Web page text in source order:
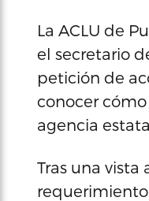
La ACLU de
el secretario
petición de
conocer
agencia
Tras una